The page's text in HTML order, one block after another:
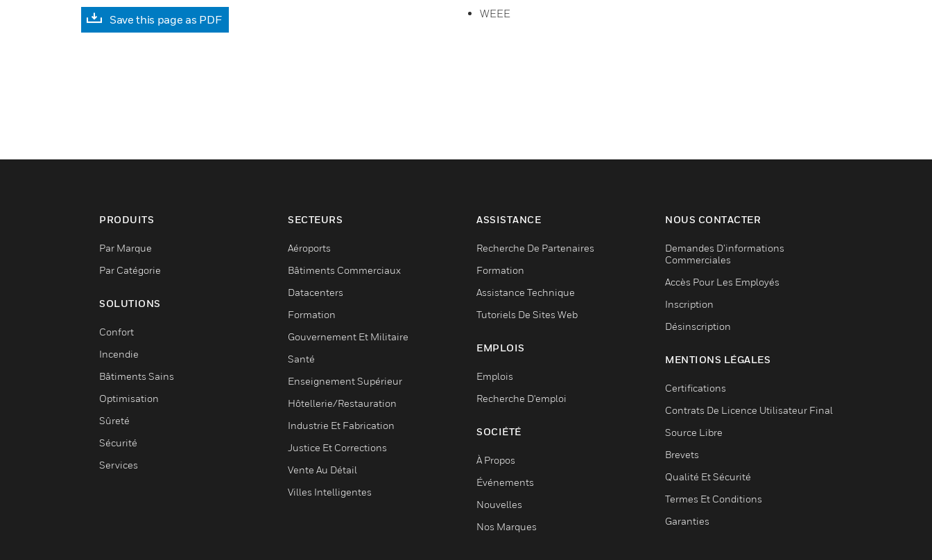
Save this page as PDF
WEEE
PRODUITS
Par Marque
Par Catégorie
SOLUTIONS
Confort
Incendie
Bâtiments Sains
Optimisation
Sûreté
Sécurité
Services
SECTEURS
Aéroports
Bâtiments Commerciaux
Datacenters
Formation
Gouvernement Et Militaire
Santé
Enseignement Supérieur
Hôtellerie/Restauration
Industrie Et Fabrication
Justice Et Corrections
Vente Au Détail
Villes Intelligentes
ASSISTANCE
Recherche De Partenaires
Formation
Assistance Technique
Tutoriels De Sites Web
EMPLOIS
Emplois
Recherche D'emploi
SOCIÉTÉ
À Propos
Événements
Nouvelles
Nos Marques
NOUS CONTACTER
Demandes D’informations
Commerciales
Accès Pour Les Employés
Inscription
Désinscription
MENTIONS LÉGALES
Certifications
Contrats De Licence Utilisateur Final
Source Libre
Brevets
Qualité Et Sécurité
Termes Et Conditions
Garanties